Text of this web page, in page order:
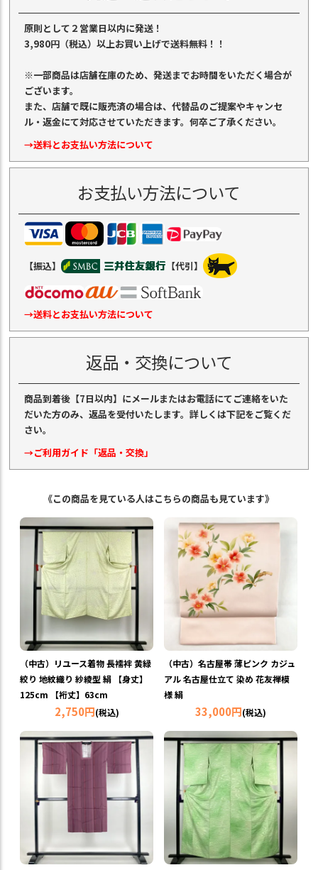
原則として２営業日以内に発送！
3,980円（税込）以上お買い上げで送料無料！！
※一部商品は店舗在庫のため、発送までお時間をいただく場合が
ございます。
また、店舗で既に販売済の場合は、代替品のご提案やキャンセ
ル・返金にて対応させていただきます。何卒ご了承ください。
→送料とお支払い方法について
お支払い方法について
【振込】 【代引】
→送料とお支払い方法について
返品・交換について
商品到着後【7日以内】にメールまたはお電話にてご連絡をいた
だいた方のみ、返品を受付いたします。詳しくは下記をご覧くだ
さい。
→ご利用ガイド「返品・交換」
《この商品を見ている人はこちらの商品も見ています》
（中古）リユース着物 長襦袢 黄緑
絞り 地紋織り 紗綾型 絹 【身丈】
125cm 【裄丈】63cm
2,750円(税込)
（中古）名古屋帯 薄ピンク カジュ
アル 名古屋仕立て 染め 花友禅模
様 絹
33,000円(税込)